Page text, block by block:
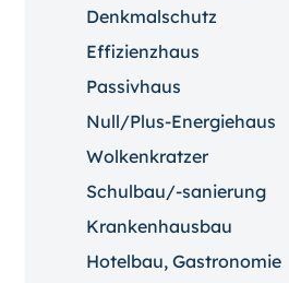
Denkmalschutz
Effizienzhaus
Passivhaus
Null/Plus-Energiehaus
Wolkenkratzer
Schulbau/-sanierung
Krankenhausbau
Hotelbau, Gastronomie